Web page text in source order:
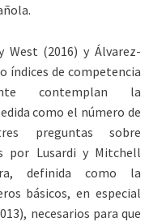
West (2016) y Álvarez-
índices de competencia
contemplan la
como el número de
preguntas sobre
por Lusardi y Mitchell
definida como la
básicos, en especial
necesarios para que